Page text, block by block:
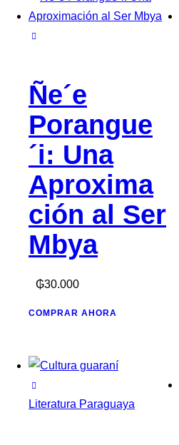
Ñe´e
Porangue
´i: Una
Aproxima
ción al Ser
Mbya
₲30.000
COMPRAR AHORA
Literatura Paraguaya